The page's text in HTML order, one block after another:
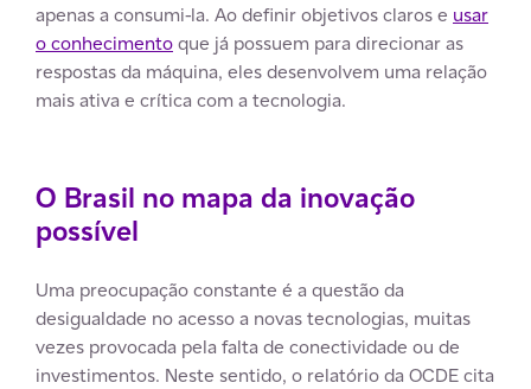
apenas a consumi-la. Ao definir objetivos claros e usar
o conhecimentoque já possuem para direcionar as
respostas da máquina, eles desenvolvem uma relação
mais ativa e crítica com a tecnologia.
O Brasil no mapa da inovação
possível
Uma preocupação constante é a questão da
desigualdade no acesso a novas tecnologias, muitas
vezes provocada pela falta de conectividade ou de
investimentos. Neste sentido, o relatório da OCDE cita